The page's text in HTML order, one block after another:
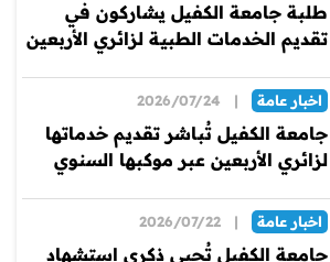
طلبة جامعة الكفيل يشاركون في
تقديم الخدمات الطبية لزائري الأربعين
اخبار عامة |
2026/07/24
جامعة الكفيل تُباشر تقديم خدماتها
لزائري الأربعين عبر موكبها السنوي
اخبار عامة |
2026/07/22
جامعة الكفيل تُحيي ذكرى استشهاد